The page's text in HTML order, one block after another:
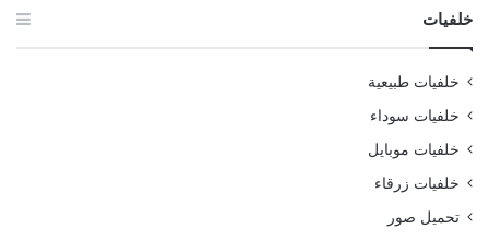
خلفيات
خلفيات طبيعية
خلفيات سوداء
خلفيات موبايل
خلفيات زرقاء
تحميل صور